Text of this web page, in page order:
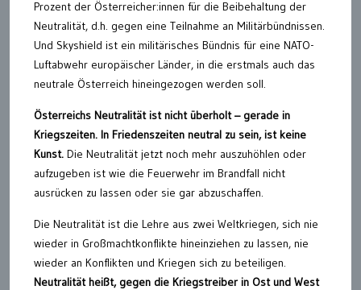
Prozent der Österreicher:innen für die Beibehaltung der
Neutralität, d.h. gegen eine Teilnahme an Militärbündnissen.
Und Skyshield ist ein militärisches Bündnis für eine NATO-
Luftabwehr europäischer Länder, in die erstmals auch das
neutrale Österreich hineingezogen werden soll.
Österreichs Neutralität ist nicht überholt – gerade in
Kriegszeiten. In Friedenszeiten neutral zu sein, ist keine
Kunst. Die Neutralität jetzt noch mehr auszuhöhlen oder
aufzugeben ist wie die Feuerwehr im Brandfall nicht
ausrücken zu lassen oder sie gar abzuschaffen.
Die Neutralität ist die Lehre aus zwei Weltkriegen, sich nie
wieder in Großmachtkonflikte hineinziehen zu lassen, nie
wieder an Konflikten und Kriegen sich zu beteiligen.
Neutralität heißt, gegen die Kriegstreiber in Ost und West